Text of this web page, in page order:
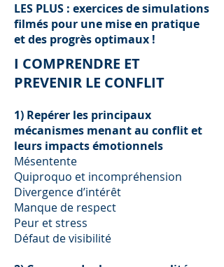
LES PLUS : exercices de simulations
filmés pour une mise en pratique
et des progrès optimaux !
I COMPRENDRE ET
PREVENIR LE CONFLIT
1) Repérer les principaux
mécanismes menant au conflit et
leurs impacts émotionnels
Mésentente
Quiproquo et incompréhension
Divergence d’intérêt
Manque de respect
Peur et stress
Défaut de visibilité